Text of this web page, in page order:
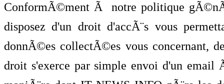
ConformÃ©ment Ã notre politique
disposez d'un droit d'accÃ¨s vous
donnÃ©es collectÃ©es vous concernant,
droit s'exerce par simple envoi d'un